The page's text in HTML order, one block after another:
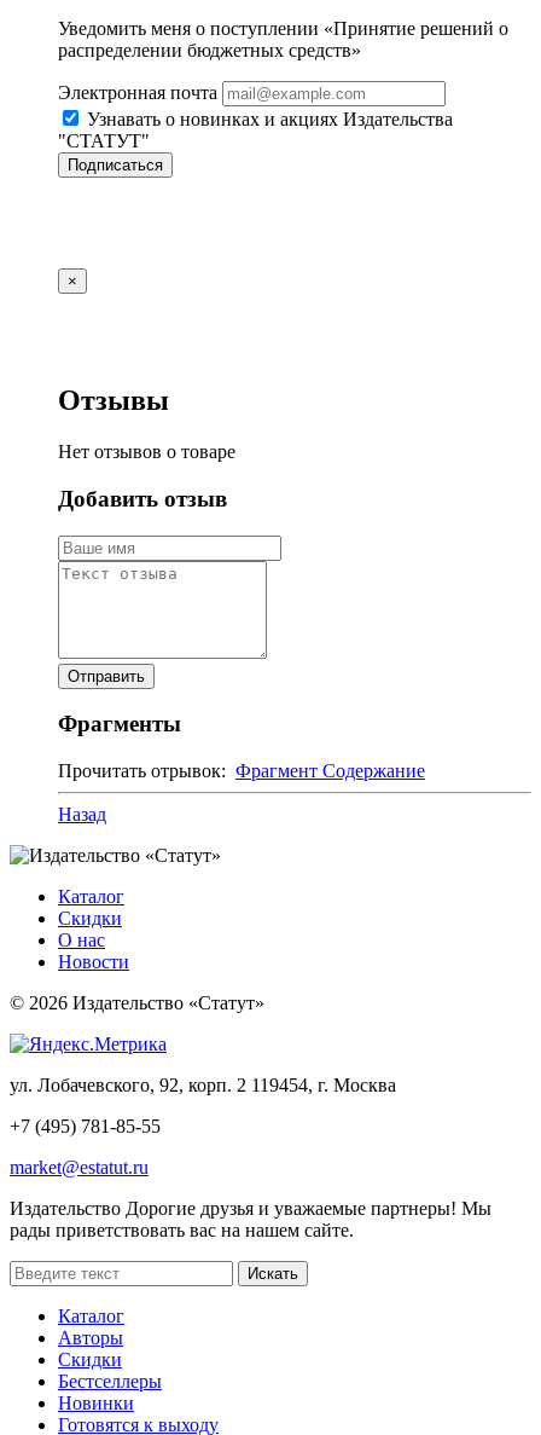
Уведомить меня о поступлении «Принятие решений о
распределении бюджетных средств»
Электронная почта
Узнавать о новинках и акциях Издательства
"СТАТУТ"
Подписаться
×
Отзывы
Нет отзывов о товаре
Добавить отзыв
Фрагменты
Прочитать отрывок: Фрагмент Содержание
Назад
Каталог
Скидки
О нас
Новости
© 2026 Издательство «Статут»
ул. Лобачевского, 92, корп. 2 119454, г. Москва
+7 (495) 781-85-55
market@estatut.ru
Издательство Дорогие друзья и уважаемые партнеры! Мы
рады приветствовать вас на нашем сайте.
Каталог
Авторы
Скидки
Бестселлеры
Новинки
Готовятся к выходу